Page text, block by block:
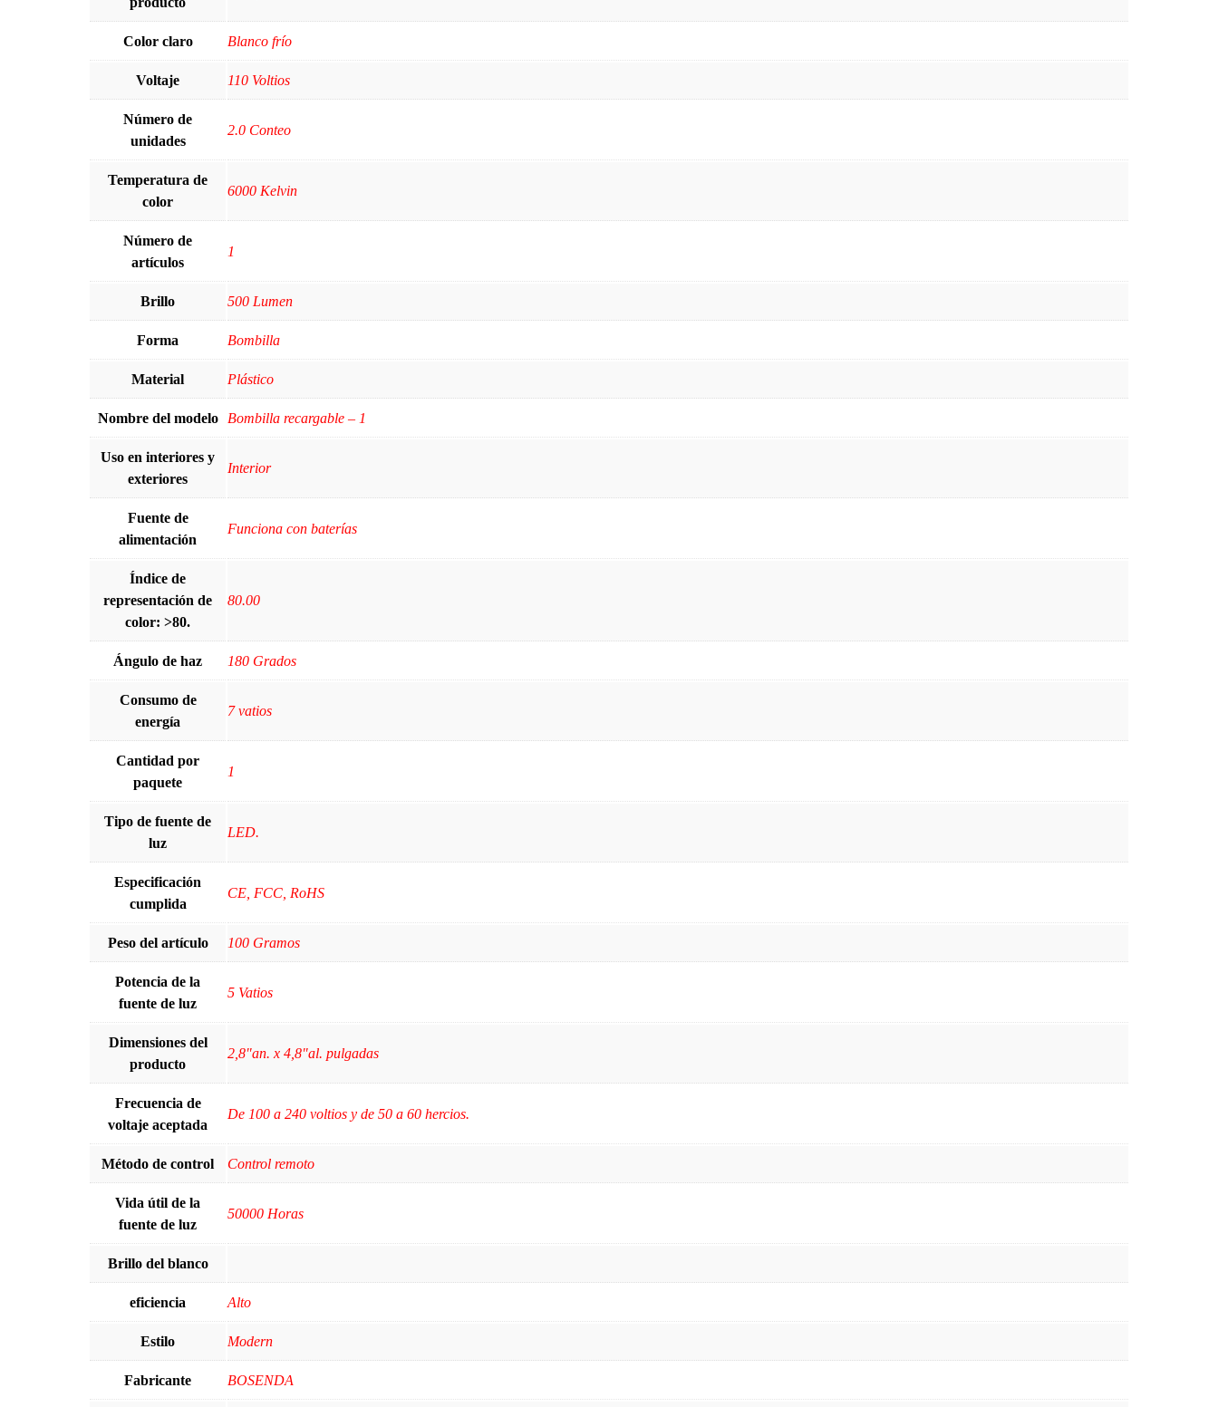
Color claro ‎Blanco frío
Voltaje ‎110 Voltios
Número de
unidades
‎2.0 Conteo
Temperatura de
color
‎6000 Kelvin
Número de
artículos
‎1
Brillo ‎500 Lumen
Forma ‎Bombilla
Material ‎Plástico
Nombre del modelo ‎Bombilla recargable – 1
Uso en interiores y
exteriores
Interior
Fuente de
alimentación
‎Funciona con baterías
Índice de
representación de
color: >80.
‎80.00
Ángulo de haz ‎180 Grados
Consumo de
energía
‎7 vatios
Cantidad por
paquete
‎1
Tipo de fuente de
luz
‎LED.
Especificación
cumplida
‎CE, FCC, RoHS
Peso del artículo ‎100 Gramos
Potencia de la
fuente de luz
‎5 Vatios
Dimensiones del
producto
‎2,8"an. x 4,8"al. pulgadas
Frecuencia de
voltaje aceptada
‎De 100 a 240 voltios y de 50 a 60 hercios.
Método de control Control remoto
Vida útil de la
fuente de luz
‎50000 Horas
Brillo del blanco
eficiencia ‎Alto
Estilo ‎Modern
Fabricante ‎BOSENDA